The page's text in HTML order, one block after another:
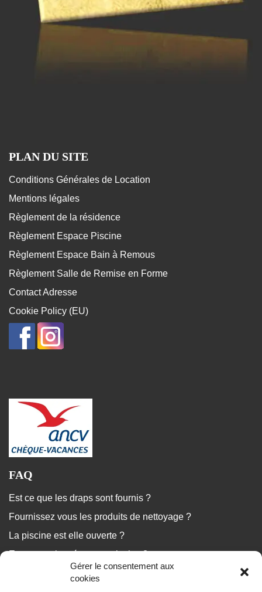
Gérer le consentement aux
cookies
PLAN DU SITE
Conditions Générales de Location
Mentions légales
Règlement de la résidence
Règlement Espace Piscine
Règlement Espace Bain à Remous
Règlement Salle de Remise en Forme
Contact Adresse
Cookie Policy (EU)
FAQ
Est ce que les draps sont fournis ?
Fournissez vous les produits de nettoyage ?
La piscine est elle ouverte ?
Est ce que le ménage est inclus ?